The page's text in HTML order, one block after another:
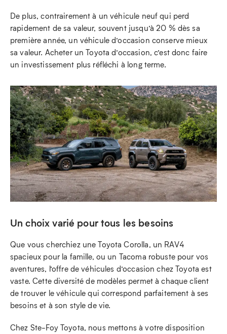
De plus, contrairement à un véhicule neuf qui perd
rapidement de sa valeur, souvent jusqu’à 20 % dès sa
première année, un véhicule d’occasion conserve mieux
sa valeur. Acheter un Toyota d’occasion, c’est donc faire
un investissement plus réfléchi à long terme.
Un choix varié pour tous les besoins
Que vous cherchiez une Toyota Corolla, un RAV4
spacieux pour la famille, ou un Tacoma robuste pour vos
aventures, l’offre de véhicules d’occasion chez Toyota est
vaste. Cette diversité de modèles permet à chaque client
de trouver le véhicule qui correspond parfaitement à ses
besoins et à son style de vie.
Chez Ste-Foy Toyota, nous mettons à votre disposition